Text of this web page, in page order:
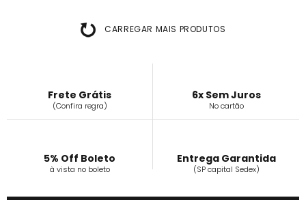
CARREGAR MAIS PRODUTOS
Frete Grátis
(Confira regra)
6x Sem Juros
No cartão
5% Off Boleto
à vista no boleto
Entrega Garantida
(SP capital Sedex)